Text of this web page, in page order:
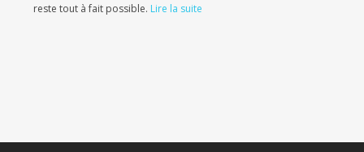
reste tout à fait possible. Lire la suite